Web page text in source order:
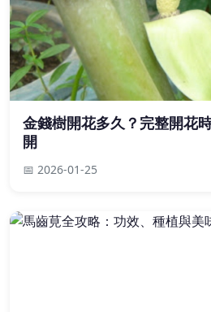
金錢樹開花多久？完整開花
開
📅 2026-01-25